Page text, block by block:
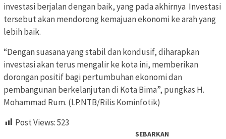
investasi berjalan dengan baik, yang pada akhirnya Investasi
tersebut akan mendorong kemajuan ekonomi ke arah yang
lebih baik.
“Dengan suasana yang stabil dan kondusif, diharapkan
investasi akan terus mengalir ke kota ini, memberikan
dorongan positif bagi pertumbuhan ekonomi dan
pembangunan berkelanjutan di Kota Bima”, pungkas H.
Mohammad Rum. (LP.NTB/Rilis Kominfotik)
Post Views:523
SEBARKAN